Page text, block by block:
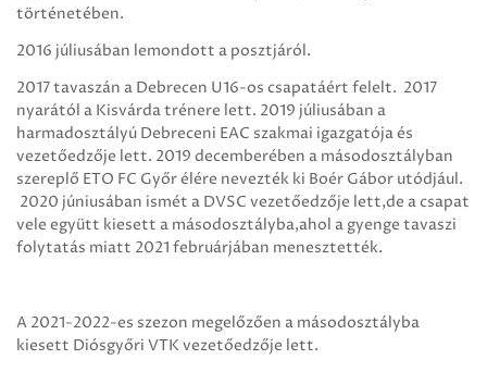
történetében.
2016 júliusában lemondott a posztjáról.
2017 tavaszán a Debrecen U16-os csapatáért felelt. 2017
nyarától a Kisvárda trénere lett. 2019 júliusában a
harmadosztályú Debreceni EAC szakmai igazgatója és
vezetőedzője lett. 2019 decemberében a másodosztályban
szereplő ETO FC Győr élére nevezték ki Boér Gábor utódjául.
2020 júniusában ismét a DVSC vezetőedzője lett,de a csapat
vele együtt kiesett a másodosztályba,ahol a gyenge tavaszi
folytatás miatt 2021 februárjában menesztették.
A 2021-2022-es szezon megelőzően a másodosztályba
kiesett Diósgyőri VTK vezetőedzője lett.